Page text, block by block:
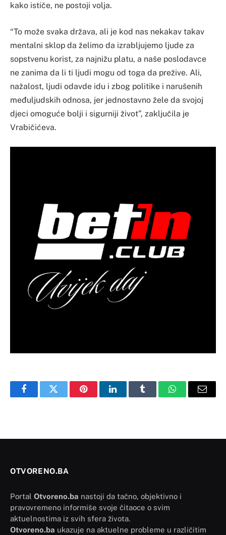
kako ističe, ne postoji volja.
“To može svaka država, ali je kod nas nekakav takav
mentalni sklop da želimo da izrabljujemo ljude za
sopstvenu korist, za najnižu platu, a naše poslodavce
ne zanima da li ti ljudi mogu od toga da prežive. Ali,
nažalost, ljudi odavde idu i zbog politike i narušenih
međuljudskih odnosa, jer jednostavno žele da svojoj
djeci omoguće bolji i sigurniji život”, zaključila je
Vrabičićeva.
FacebookTwitter PinterestLinkedInTumblr WhatsAppEmail
OTVORENO.BA
Portal Otvoreno.ba nastoji da tačno, objektivno i
pravovremeno informiše svoje čitaoce o svim
aktuelnostima iz svih sfera života.
Otvoreno.ba ukazuje na aktuelne probleme u različitim